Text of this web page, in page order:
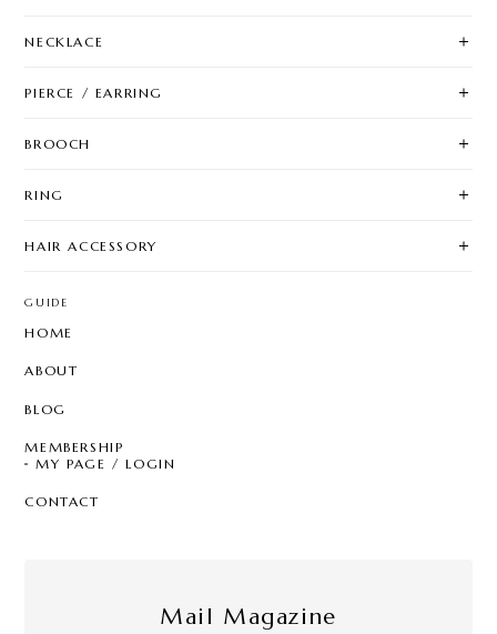
NECKLACE
PIERCE / EARRING
BROOCH
RING
HAIR ACCESSORY
GUIDE
HOME
ABOUT
BLOG
MEMBERSHIP
MY PAGE / LOGIN
CONTACT
Mail Magazine